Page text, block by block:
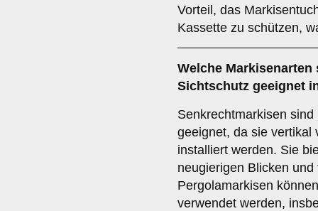
Vorteil, das
Kassette zu schützen,
Welche
Sichtschutz geeignet
Senkrechtmarkisen
geeignet, da sie vertikal
installiert werden. Sie
neugierigen Blicken
Pergolamarkisen
verwendet werden,